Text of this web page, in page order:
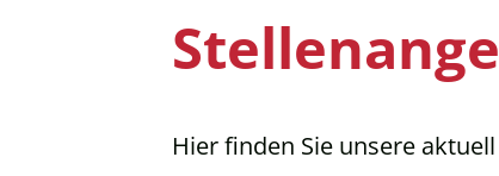
Hier finden Sie unsere